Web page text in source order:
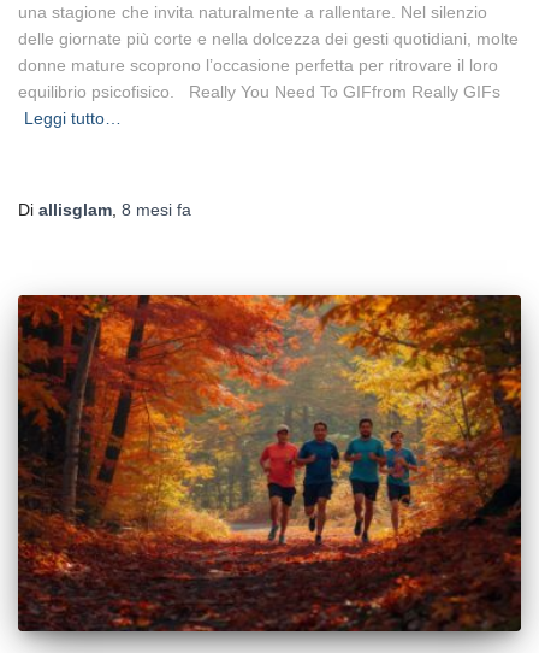
una stagione che invita naturalmente a rallentare. Nel silenzio
delle giornate più corte e nella dolcezza dei gesti quotidiani, molte
donne mature scoprono l’occasione perfetta per ritrovare il loro
equilibrio psicofisico. Really You Need To GIFfrom Really GIFs
Leggi tutto…
Di allisglam 8 mesi fa